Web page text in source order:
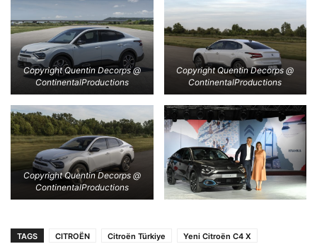
Copyright Quentin Decorps @
ContinentalProductions
Copyright Quentin Decorps @
ContinentalProductions
Copyright Quentin Decorps @
ContinentalProductions
TAGS CITROËN Citroën Türkiye
Yeni Citroën C4 X